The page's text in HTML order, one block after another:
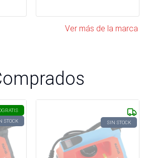
Ver más de la marca
GRATIS
STOCK
SIN STOCK